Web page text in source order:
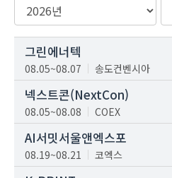
그린에너텍
08.05~08.07 송도컨벤시아
넥스트콘(NextCon)
08.05~08.08 COEX
AI서밋서울앤엑스포
08.19~08.21 코엑스